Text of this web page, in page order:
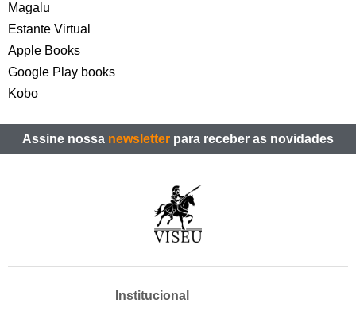
Magalu
Estante Virtual
Apple Books
Google Play books
Kobo
Assine nossa newsletter para receber as novidades
Institucional